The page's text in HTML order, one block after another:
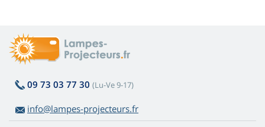
09 73 03 77 30 (Lu-Ve 9-17)
info@lampes-projecteurs.fr